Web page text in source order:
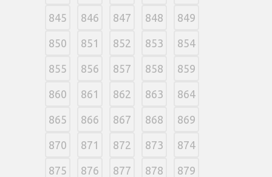
845 846 847 848 849
850 851 852 853 854
855 856 857 858 859
860 861 862 863 864
865 866 867 868 869
870 871 872 873 874
875 876 877 878 879